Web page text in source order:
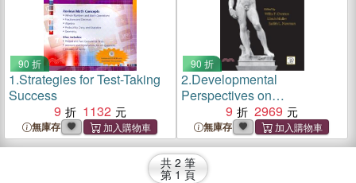
90 折
1.Strategies for Test-Taking
Success
9
1132
無庫存
90 折
2.Developmental
Perspectives on
Embodiment and
Consciousness
9 2969
無庫存
共 2 筆
第 1 頁